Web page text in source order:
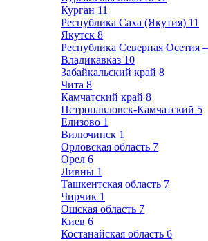
Курган 11
Республика Саха (Якутия) 11
Якутск 8
Республика Северная
Владикавказ 10
Забайкальский край 8
Чита 8
Камчатский край 8
Петропавловск-Камчатский 5
Елизово 1
Вилючинск 1
Орловская область 7
Орел 6
Ливны 1
Ташкентская область 7
Чирчик 1
Ошская область 7
Киев 6
Костанайская область 6